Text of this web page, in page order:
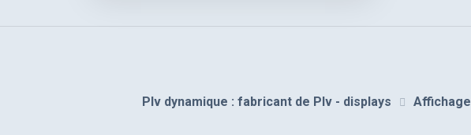
Plv dynamique : fabricant de Plv - displays